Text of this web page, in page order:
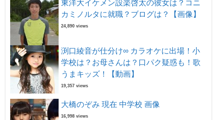
東洋大イケメン設楽啓太の彼女は？コニ
カミノルタに就職？ブログは？【画像】
24,890 views
渕口綾音が仕分け∞ カラオケに出場！小
学校は？お母さんは？口パク疑惑も！歌
うまキッズ！【動画】
19,357 views
大橋のぞみ 現在 中学校 画像
16,998 views